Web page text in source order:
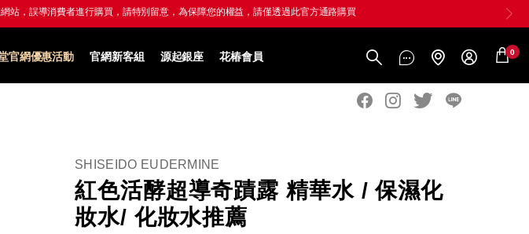
， 滿額再贈300點 點我享回饋→
官網優惠活動 官網新客組 源起銀座 花椿會員 0
SHISEIDO EUDERMINE
紅色活酵超導奇蹟露 精華水 / 保濕化
妝水/ 化妝水推薦